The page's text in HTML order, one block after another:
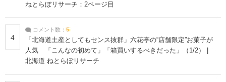
ねとらぼリサーチ：2ページ目
4
コメント数： 5
「北海道土産としてもセンス抜群」六花亭の“店舗限定”お菓子が
人気 「こんなの初めて」「箱買いするべきだった」（1/2） |
北海道 ねとらぼリサーチ